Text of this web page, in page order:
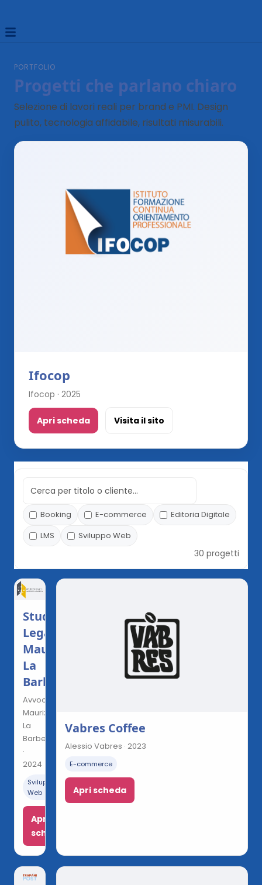
PORTFOLIO
Progetti che parlano chiaro
Selezione di lavori reali per brand e PMI. Design
pulito, tecnologia affidabile, risultati misurabili.
Ifocop
Ifocop · 2025
Apri scheda Visita il sito
Booking E-commerce
Editoria Digitale
LMS
Sviluppo Web
30 progetti
Studio
Legale
Maurizio
La
Barbera
Avvocato
Maurizio
La
Barbera
·
2024
Sviluppo
Web
Apri
scheda
Vabres Coffee
Alessio Vabres · 2023
E-commerce
Apri scheda